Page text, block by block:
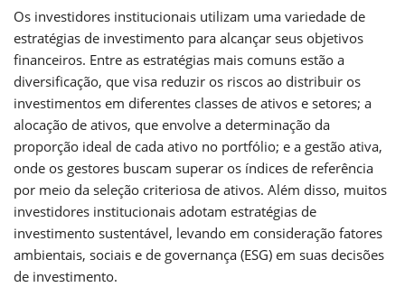
Os investidores institucionais utilizam uma variedade de
estratégias de investimento para alcançar seus objetivos
financeiros. Entre as estratégias mais comuns estão a
diversificação, que visa reduzir os riscos ao distribuir os
investimentos em diferentes classes de ativos e setores; a
alocação de ativos, que envolve a determinação da
proporção ideal de cada ativo no portfólio; e a gestão ativa,
onde os gestores buscam superar os índices de referência
por meio da seleção criteriosa de ativos. Além disso, muitos
investidores institucionais adotam estratégias de
investimento sustentável, levando em consideração fatores
ambientais, sociais e de governança (ESG) em suas decisões
de investimento.